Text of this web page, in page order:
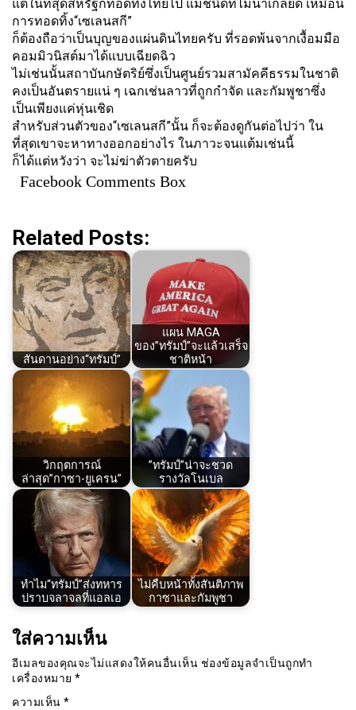
แต่ในที่สุดสหรัฐก็ทอดทิ้งไทยไป แม้ชนิดที่ไม่น่าเกลียด เหมือน
การทอดทิ้ง“เซเลนสกี”
ก็ต้องถือว่าเป็นบุญของแผ่นดินไทยครับ ที่รอดพ้นจากเงื้อมมือ
คอมมิวนิสต์มาได้แบบเฉียดฉิว
ไม่เช่นนั้นสถาบันกษัตริย์ซึ่งเป็นศูนย์รวมสามัคคีธรรมในชาติ
คงเป็นอันตรายแน่ ๆ เฉกเช่นลาวที่ถูกกำจัด และกัมพูชาซึ่ง
เป็นเพียงแค่หุ่นเชิด
สำหรับส่วนตัวของ“เซเลนสกี”นั้น ก็จะต้องดูกันต่อไปว่า ใน
ที่สุดเขาจะหาทางออกอย่างไร ในภาวะจนแต้มเช่นนี้
ก็ได้แต่หวังว่า จะไม่ฆ่าตัวตายครับ
Facebook Comments Box
Related Posts:
สันดานอย่าง“ทรัมป์”
แผน MAGA
ของ”ทรัมป์”จะแล้วเสร็จ
ชาติหน้า
วิกฤตการณ์
ล่าสุด”กาซา-ยูเครน”
”ทรัมป์”น่าจะชวด
รางวัลโนเบล
ทำไม“ทรัมป์”ส่งทหาร
ปราบจลาจลที่แอลเอ
ไม่คืบหน้าทั้งสันติภาพ
กาซาและกัมพูชา
ใส่ความเห็น
อีเมลของคุณจะไม่แสดงให้คนอื่นเห็น ช่องข้อมูลจำเป็นถูกทำ
เครื่องหมาย *
ความเห็น *